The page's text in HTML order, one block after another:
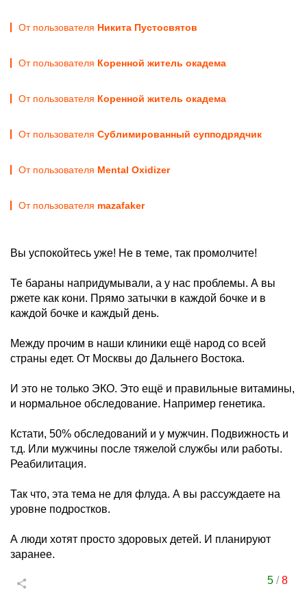
От пользователя Никита Пустосвятов
От пользователя Коренной житель окадема
От пользователя Коренной житель окадема
От пользователя Сублимированный супподрядчик
От пользователя Mental Oxidizer
От пользователя mazafaker
Вы успокойтесь уже! Не в теме, так промолчите!
Те бараны напридумывали, а у нас проблемы. А вы
ржете как кони. Прямо затычки в каждой бочке и в
каждой бочке и каждый день.
Между прочим в наши клиники ещё народ со всей
страны едет. От Москвы до Дальнего Востока.
И это не только ЭКО. Это ещё и правильные витамины,
и нормальное обследование. Например генетика.
Кстати, 50% обследований и у мужчин. Подвижность и
т.д. Или мужчины после тяжелой службы или работы.
Реабилитация.
Так что, эта тема не для флуда. А вы рассуждаете на
уровне подростков.
А люди хотят просто здоровых детей. И планируют
заранее.
5/8